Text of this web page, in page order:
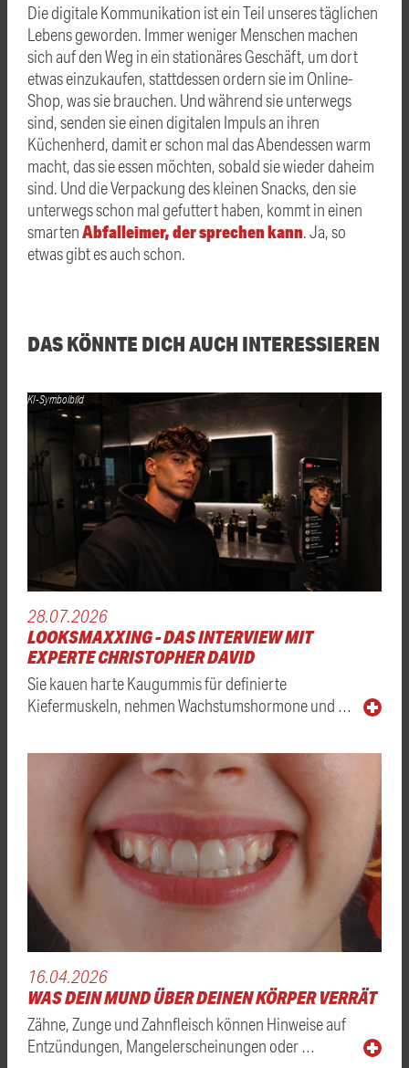
Die digitale Kommunikation ist ein Teil unseres täglichen
Lebens geworden. Immer weniger Menschen machen
sich auf den Weg in ein stationäres Geschäft, um dort
etwas einzukaufen, stattdessen ordern sie im Online-
Shop, was sie brauchen. Und während sie unterwegs
sind, senden sie einen digitalen Impuls an ihren
Küchenherd, damit er schon mal das Abendessen warm
macht, das sie essen möchten, sobald sie wieder daheim
sind. Und die Verpackung des kleinen Snacks, den sie
unterwegs schon mal gefuttert haben, kommt in einen
smartenAbfalleimer, der sprechen kann . Ja, so
etwas gibt es auch schon.
DAS KÖNNTE DICH AUCH INTERESSIEREN
KI-Symbolbild
28.07.2026
LOOKSMAXXING - DAS INTERVIEW MIT
EXPERTE CHRISTOPHER DAVID
Sie kauen harte Kaugummis für definierte
Kiefermuskeln, nehmen Wachstumshormone und …
16.04.2026
WAS DEIN MUND ÜBER DEINEN KÖRPER VERRÄT
Zähne, Zunge und Zahnfleisch können Hinweise auf
Entzündungen, Mangelerscheinungen oder …